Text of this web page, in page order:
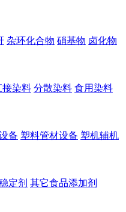
杂环化合物 硝基物 卤化物
接染料 分散染料 食用染料
备 塑料管材设备 塑机辅机
定剂 其它食品添加剂